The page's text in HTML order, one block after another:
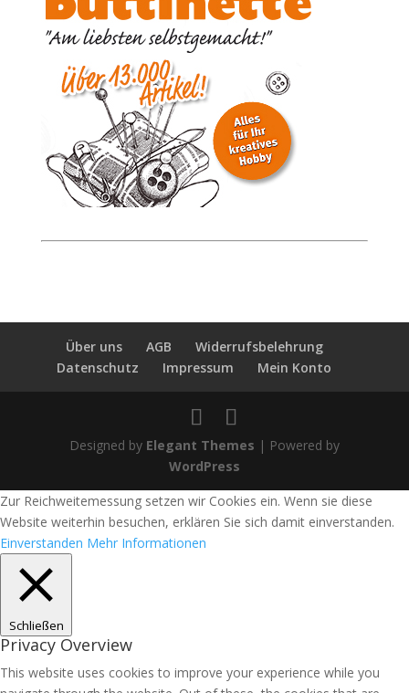
Über uns AGB
Widerrufsbelehrung
Datenschutz
Impressum Mein Konto
Designed by Elegant Themes | Powered by
WordPress
Zur Reichweitemessung setzen wir Cookies ein. Wenn sie diese
Website weiterhin besuchen, erklären Sie sich damit einverstanden.
Einverstanden Mehr Informationen
Schließen
Privacy Overview
This website uses cookies to improve your experience while you